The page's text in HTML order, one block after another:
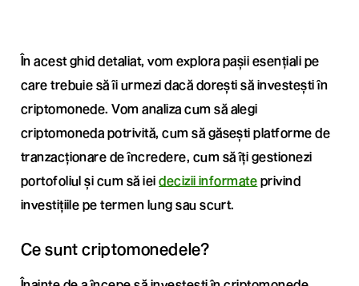
În acest ghid detaliat, vom explora pașii esențiali pe
care trebuie să îi urmezi dacă dorești să investești în
criptomonede. Vom analiza cum să alegi
criptomoneda potrivită, cum să găsești platforme de
tranzacționare de încredere, cum să îți gestionezi
portofoliul și cum să ieidecizii informate privind
investițiile pe termen lung sau scurt.
Ce sunt criptomonedele?